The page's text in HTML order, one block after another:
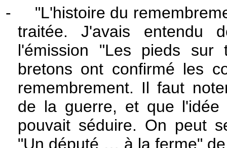
-
"L'histoire du
traitée. J'avais entendu
l'émission "Les pieds sur
bretons ont confirmé les
remembrement. Il faut
de la guerre, et que l'idée
pouvait séduire. On peut
"Un député … à la ferme"